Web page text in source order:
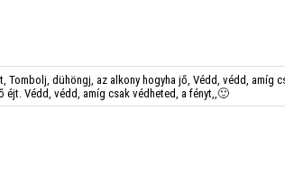
Tombolj, dühöngj, az alkony hogyha jő, Védd, védd,
éjt. Védd, védd, amíg csak védheted, a fényt,,🙂